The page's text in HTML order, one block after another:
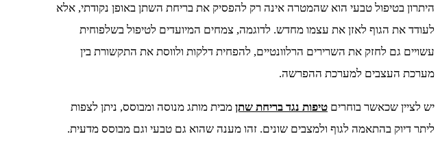
היתרון בטיפול טבעי הוא שהמטרה אינה רק להפסיק את בריחת השתן באופן נקודתי, אלא
לעודד את הגוף לאזן את עצמו מחדש. לדוגמה, צמחים המיועדים לטיפול בשלפוחית
עשויים גם לחזק את השרירים הרלוונטיים, להפחית דלקות ולווסת את התקשורת בין
מערכת העצבים למערכת ההפרשה.
יש לציין שכאשר בוחרים טיפות נגד בריחת שתן מבית מותג מנוסה ומבוסס, ניתן לצפות
ליתר דיוק בהתאמה לגוף ולמצבים שונים. זהו מענה שהוא גם טבעי וגם מבוסס מדעית.